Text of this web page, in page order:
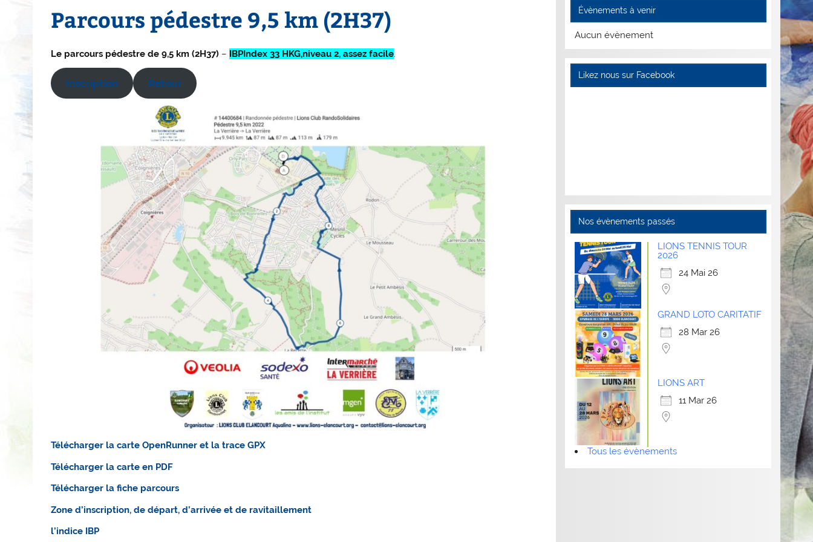
Parcours pédestre 9,5 km (2H37)
Le parcours pédestre de 9,5 km (2H37) – IBPIndex 33 HKG,niveau 2, assez facile.
Inscription Retour
Télécharger la carte OpenRunner et la trace GPX
Télécharger la carte en PDF
Télécharger la fiche parcours
Zone d’inscription, de départ, d’arrivée et de ravitaillement
l’indice IBP
Évènements à venir
Aucun évènement
Likez nous sur Facebook
Nos évènements passés
LIONS TENNIS TOUR
2026
24 Mai 26
GRAND LOTO CARITATIF
28 Mar 26
LIONS ART
11 Mar 26
Tous les évènements